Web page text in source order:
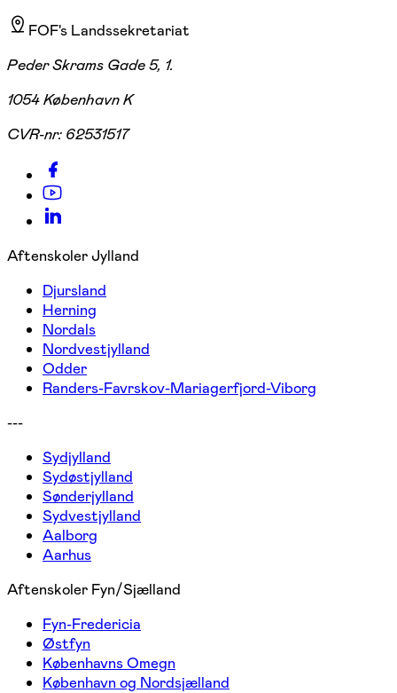
FOF's Landssekretariat
Peder Skrams Gade 5, 1.
1054 København K
CVR-nr: 62531517
Aftenskoler Jylland
Djursland
Herning
Nordals
Nordvestjylland
Odder
Randers-Favrskov-Mariagerfjord-Viborg
---
Sydjylland
Sydøstjylland
Sønderjylland
Sydvestjylland
Aalborg
Aarhus
Aftenskoler Fyn/Sjælland
Fyn-Fredericia
Østfyn
Københavns Omegn
København og Nordsjælland